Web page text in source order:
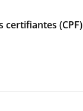
certifiantes (CPF)